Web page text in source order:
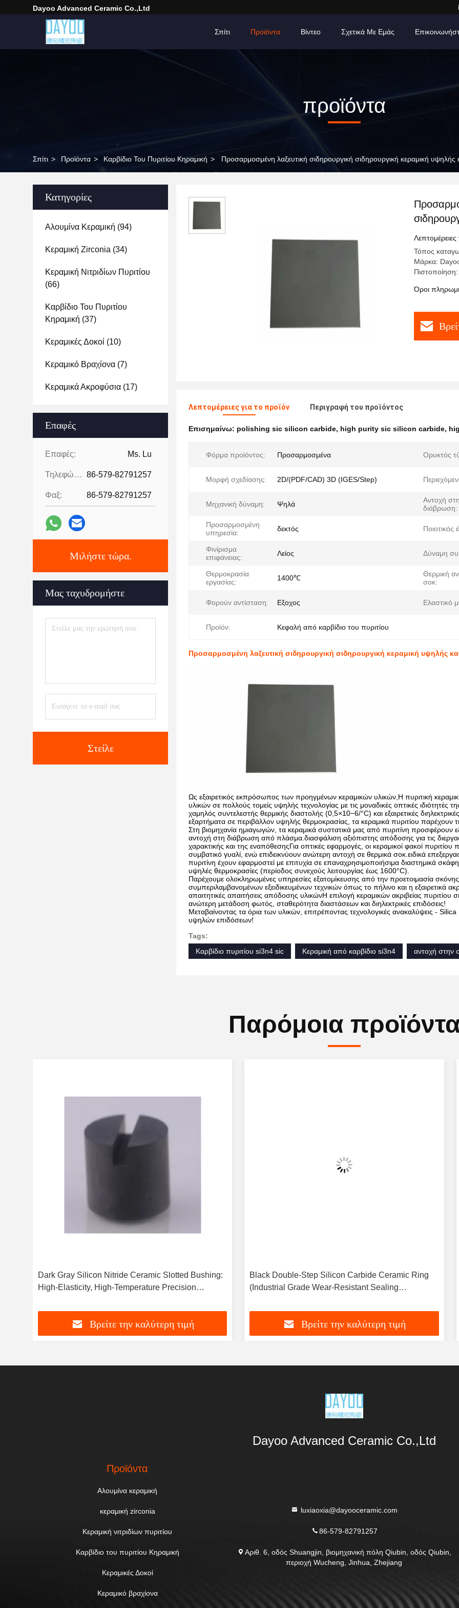
Dayoo Advanced Ceramic Co.,Ltd
Σπίτι Προϊόντα Βίντεο Σχετικά Με Εμάς
προϊόντα
Σπίτι > Προϊόντα > Καρβίδιο Του Πυριτίου Κηραμική > Προσαρμοσμένη λαξευτική σιδηρουργική σιδηρουργική κεραμική υψηλής
Κατηγορίες
Αλουμίνα Κεραμική (94)
Κεραμική Zirconia (34)
Κεραμική Νιτριδίων Πυριτίου
(66)
Καρβίδιο Του Πυριτίου
Κηραμική (37)
Κεραμικές Δοκοί (10)
Κεραμικό Βραχίονα (7)
Κεραμικά Ακροφύσια (17)
Επαφές
Επαφές: Ms. Lu
Τηλεφώνημα: 86-579-82791257
Φαξ: 86-579-82791257
Μιλήστε τώρα.
Μας ταχυδρομήστε
Στείλε
Τόπος
Μάρκα:
Όροι
Λεπτομέρειες για το προϊόν Περιγραφή του προϊόντος
Επισημαίνω: polishing sic silicon carbide, high purity sic silicon carbide,
Φόρμα προϊόντος: Προσαρμοσμένα Ορυκτός
Μορφή σχεδίασης: 2D/(PDF/CAD) 3D (IGES/Step)
Μηχανική δύναμη: Ψηλά
Αντοχή στη
διάβρωση:
Προσαρμοσμένη
υπηρεσία:
δεκτός Ποιοτικός
Φινίρισμα
επιφάνειας:
Λείος Δύναμη
Θερμοκρασία
εργασίας:
1400℃
Θερμική
σοκ:
Φορούν αντίσταση: Εξοχος Ελαστικό
Προϊόν: Κεφαλή από καρβίδιο του πυριτίου
Προσαρμοσμένη λαξευτική σιδηρουργική σιδηρουργική κεραμική υψηλής
Ως εξαιρετικός εκπρόσωπος των προηγμένων κεραμικών υλικών,Η πυριτική
υλικών σε πολλούς τομείς υψηλής τεχνολογίας με τις μοναδικές οπτικές
χαμηλός συντελεστής θερμικής διαστολής (0,5×10−6/°C) και εξαιρετικές
εξαρτήματα σε περιβάλλον υψηλής θερμοκρασίας, τα κεραμικά πυριτίου παρέχουν
Στη βιομηχανία ημιαγωγών, τα κεραμικά συστατικά μας από πυριτίνη προσφέρουν
αντοχή στη διάβρωση από πλάσμα.διασφάλιση αξιόπιστης απόδοσης για τις
χαρακτικής και της εναπόθεσηςΓια οπτικές εφαρμογές, οι κεραμικοί φακοί
συμβατικό γυαλί, ενώ επιδεικνύουν ανώτερη αντοχή σε θερμικά σοκ.ειδικά
πυριτίνη έχουν εφαρμοστεί με επιτυχία σε επαναχρησιμοποιήσιμα διαστημικά
υψηλές θερμοκρασίες (περίοδος συνεχούς λειτουργίας έως 1600°C).
Παρέχουμε ολοκληρωμένες υπηρεσίες εξατομίκευσης από την προετοιμασία σκόνης
συμπεριλαμβανομένων εξειδικευμένων τεχνικών όπως το πήλινο και η εξαιρετικά
απαιτητικές απαιτήσεις απόδοσης υλικώνΗ επιλογή κεραμικών ακριβείας πυριτίου
ανώτερη μετάδοση φωτός, σταθερότητα διαστάσεων και διηλεκτρικές επιδόσεις!
Μεταβαίνοντας τα όρια των υλικών, επιτρέποντας τεχνολογικές ανακαλύψεις -
υψηλών επιδόσεων!
Tags:
Καρβίδιο πυριτίου si3n4 sic
Κεραμική από καρβίδιο si3n4 αντοχή στην
Παρόμοια
Dark Gray Silicon Nitride Ceramic Slotted Bushing:
High-Elasticity, High-Temperature Precision
Βρείτε την καλύτερη τιμή
Black Double-Step Silicon Carbide Ceramic Ring
(Industrial Grade Wear-Resistant Sealing
Βρείτε την καλύτερη τιμή
Dayoo Advanced Ceramic Co.,Ltd
Προϊόντα
Αλουμίνα κεραμική
κεραμική zirconia
Κεραμική νιτριδίων πυριτίου
Καρβίδιο του πυριτίου Κηραμική
Κεραμικές Δοκοί
Κεραμικό βραχίονα
luxiaoxia@dayooceramic.com
86-579-82791257
Αριθ. 6, οδός Shuangjin, βιομηχανική πόλη Qiubin, οδός Qiubin,
περιοχή Wucheng, Jinhua, Zhejiang